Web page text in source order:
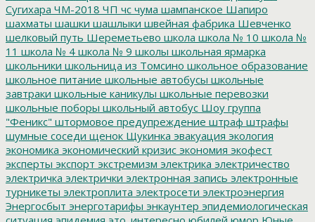
Сугихара ЧМ-2018 ЧП чс чума шампанское Шапиро
шахматы шашки шашлыки швейная фабрика Шевченко
шелковый путь Шереметьево школа школа № 10 школа №
11 школа № 4 школа № 9 школы школьная ярмарка
школьники школьница из Томсино школьное образование
школьное питание школьные автобусы школьные
завтраки школьные каникулы школьные перевозки
школьные поборы школьный автобус Шоу группа
"Феникс" штормовое предупреждение штраф штрафы
шумные соседи щенок Щукинка эвакуация экология
экономика экономический кризис экономия экофест
эксперты экспорт экстремизм электрика электричество
электричка электрички электронная запись электронные
турникеты электроплита электросети электроэнергия
Энергосбыт энерготарифы энкаунтер эпидемиологическая